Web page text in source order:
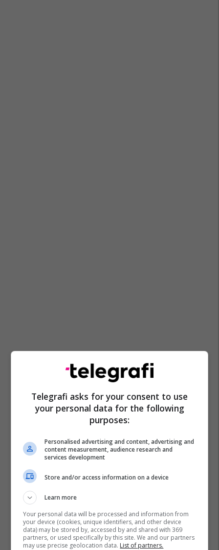
Renault Clio Britani E Madhe
Telegrafi asks for your consent to use
your personal data for the following
purposes:
Personalised advertising and content, advertising and
content measurement, audience research and
services development
Store and/or access information on a device
Learn more
Your personal data will be processed and information from
your device (cookies, unique identifiers, and other device
data) may be stored by, accessed by and shared with 369
partners, or used specifically by this site. We and our partners
may use precise geolocation data. List of partners.